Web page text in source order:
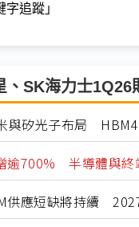
追蹤」
、SK海力士1Q26
與矽光子布局
逾700% 半導體與終
供應短缺將持續